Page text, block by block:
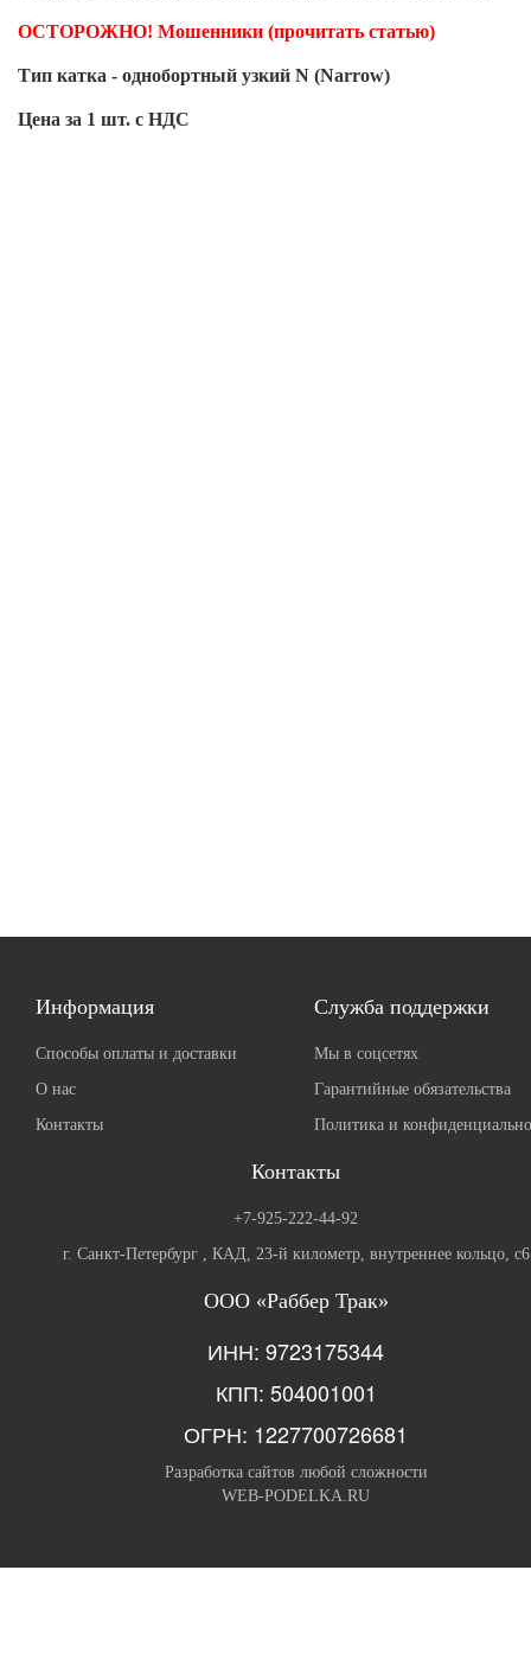
ОСТОРОЖНО! Мошенники (прочитать статью)
Тип катка - однобортный узкий N (Narrow)
Цена за 1 шт. с НДС
Информация
Способы оплаты и доставки
О нас
Контакты
Служба поддержки
Мы в соцсетях
Гарантийные обязательства
Политика и
Контакты
+7-925-222-44-92
г. Санкт-Петербург , КАД, 23-й километр, внутреннее кольцо, с6
ООО «Раббер Трак»
ИНН: 9723175344
КПП: 504001001
ОГРН: 1227700726681
Разработка сайтов любой сложности
WEB-PODELKA.RU